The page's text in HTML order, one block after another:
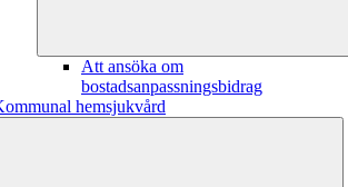
Att ansöka om
bostadsanpassningsbidrag
hemsjukvård